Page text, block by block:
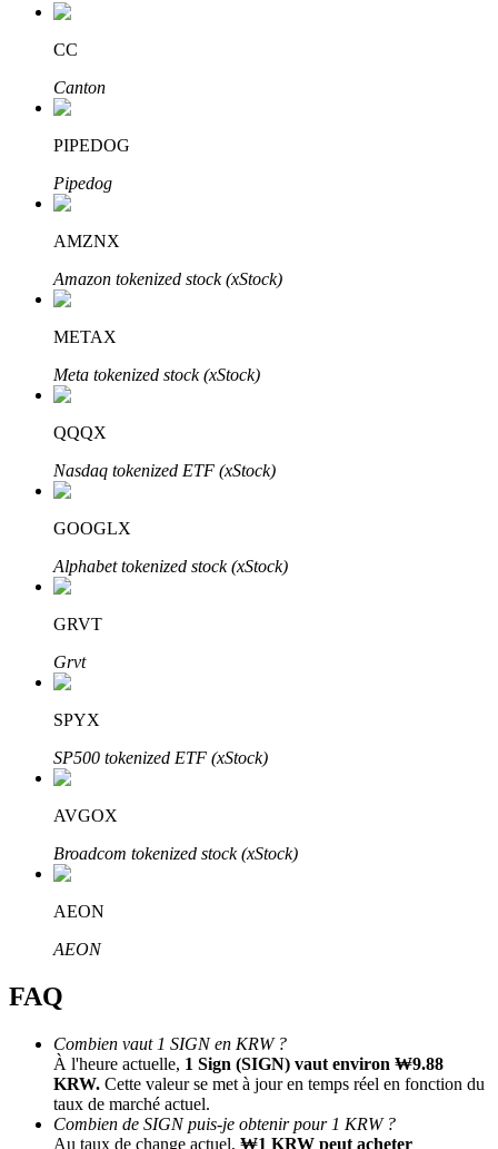
Investissement automobile
Apprenez le Staking
Découvrez comment gagner un revenu passif
Bitrue
AI
Partenaires Bitrue
Affiliés Bitrue
CC
Canton
PIPEDOG
Pipedog
AMZNX
Amazon tokenized stock (xStock)
METAX
Meta tokenized stock (xStock)
QQQX
Nasdaq tokenized ETF (xStock)
GOOGLX
Alphabet tokenized stock (xStock)
GRVT
Grvt
SPYX
SP500 tokenized ETF (xStock)
AVGOX
Broadcom tokenized stock (xStock)
AEON
AEON
FAQ
Combien vaut 1 SIGN en KRW ?
À l'heure actuelle, 1 Sign (SIGN) vaut environ ₩9.88
KRW. Cette valeur se met à jour en temps réel en fonction du
taux de marché actuel.
Combien de SIGN puis-je obtenir pour 1 KRW ?
Au taux de change actuel, ₩1 KRW peut acheter